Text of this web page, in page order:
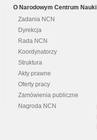
O Narodowym Centrum Nauki
Zadania NCN
Dyrekcja
Rada NCN
Koordynatorzy
Struktura
Akty prawne
Oferty pracy
Zamówienia publiczne
Nagroda NCN